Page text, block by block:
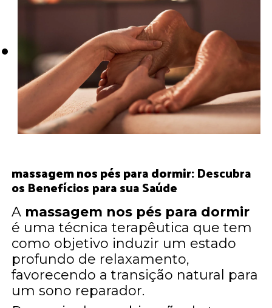
massagem nos pés para dormir: Descubra
os Benefícios para sua Saúde
A massagem nos pés para dormir
é uma técnica terapêutica que tem
como objetivo induzir um estado
profundo de relaxamento,
favorecendo a transição natural para
um sono reparador.